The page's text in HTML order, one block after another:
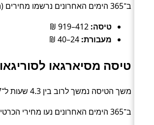
ב־365 הימים האחרונים נרשמו מחירים (המרה לשקלים). להלן טווחים טיפוסיים לפי סוג:
טיסה:
מעבורת:
טיסה מסיארגאו לסוריגאו
משך הטיסה נמשך לרוב בין 4.3 שעות ל־27 שעות (בממוצע כ־20.4 שעות) (Flight).
ב־365 הימים האחרונים נעו מחירי הכרטיסים בין 303 ל־1028 ₪ (ממוצע כ־675 ₪).